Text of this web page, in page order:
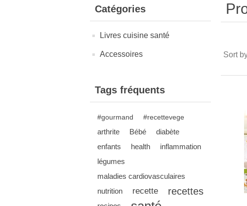
Catégories
Livres cuisine santé
Accessoires
Tags fréquents
#gourmand #recettevege
arthrite Bébé
diabète
enfants
health
inflammation
légumes
maladies cardiovasculaires
nutrition
recette recettes
Sort